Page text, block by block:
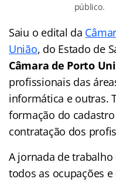
público.
Saiu o edital da
União, do Estado de
Câmara de Porto
profissionais das
informática e outras.
formação do
contratação dos
A jornada de
todos as ocupações